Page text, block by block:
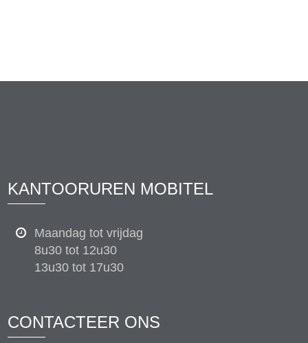
KANTOORUREN MOBITEL
Maandag tot vrijdag
8u30 tot 12u30
13u30 tot 17u30
CONTACTEER ONS